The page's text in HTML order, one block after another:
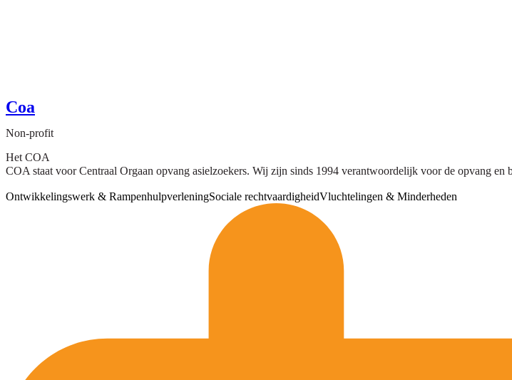
Coa
Non-profit
Het COA
COA staat voor Centraal Orgaan opvang asielzoekers. Wij zijn sinds 1994 verantwoordelijk voor de opvang en
Ontwikkelingswerk & RampenhulpverleningSociale rechtvaardigheidVluchtelingen & Minderheden